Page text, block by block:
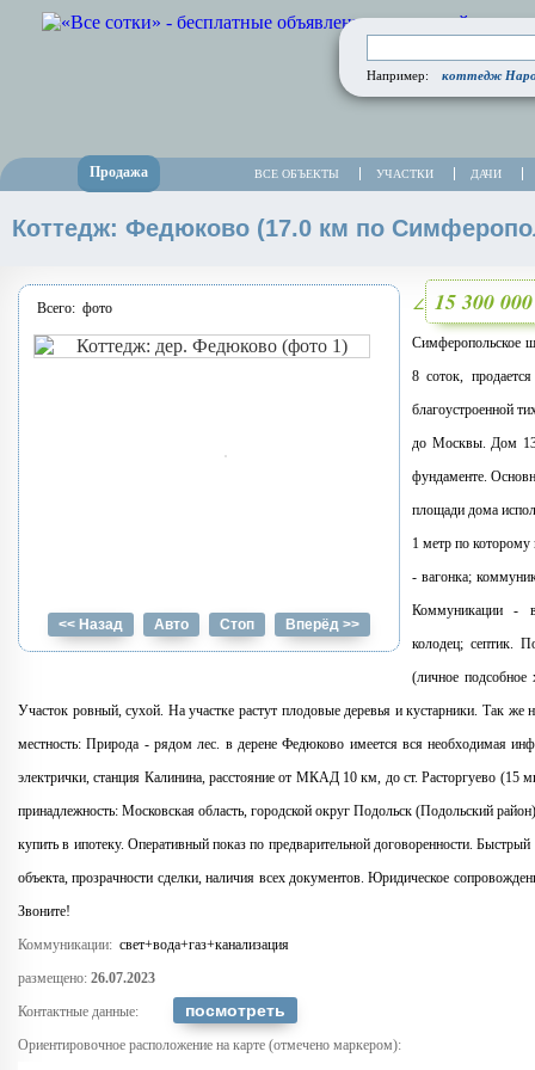
ВСЕ ОБЪЕКТЫ УЧАСТКИ ДАЧИ
Продажа
Например: коттедж
Коттедж: Федюково (17.0 км по
Всего: фото
<< Назад Авто Стоп Вперёд >>
∠ 15 300
Симферопольское
8 соток,
благоустроенной
до Москвы. Дом
фундаменте.
площади дома
1 метр по
- вагонка;
Коммуникации -
колодец; септик.
(личное
Участок ровный, сухой. На участке растут плодовые деревья и кустарники. Так
местность: Природа - рядом лес. в дерене Федюково имеется вся необходимая
электрички, станция Калинина, расстояние от МКАД 10 км, до ст. Расторгуево (15
принадлежность: Московская область, городской округ Подольск (Подольский
купить в ипотеку. Оперативный показ по предварительной договоренности.
объекта, прозрачности сделки, наличия всех документов. Юридическое
Звоните!
Коммуникации: свет+вода+газ+канализация
размещено: 26.07.2023
Контактные данные:
Ориентировочное расположение на карте (отмечено маркером):